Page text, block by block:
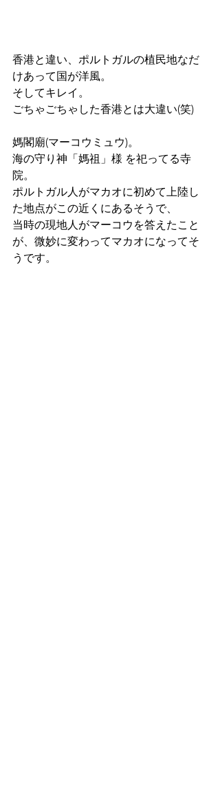
香港と違い、ポルトガルの植民地なだ
けあって国が洋風。
そしてキレイ。
ごちゃごちゃした香港とは大違い(笑)
媽閣廟(マーコウミュウ)。
海の守り神「媽祖」様 を祀ってる寺
院。
ポルトガル人がマカオに初めて上陸し
た地点がこの近くにあるそうで、
当時の現地人がマーコウを答えたこと
が、微妙に変わってマカオになってそ
うです。